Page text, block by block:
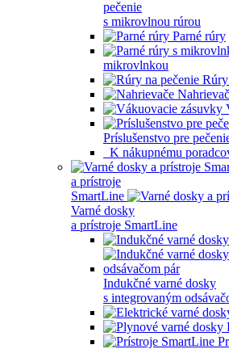
pečenie
s mikrovlnou rúrou
Parné rúry
mikrovlnkou
Príslušenstvo pre
K nákupnému
a prístroje
SmartLine
Varné dosky
a prístroje SmartLine
Indukčné varné dosky
s integrovaným